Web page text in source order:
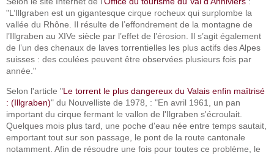
"L’Illgraben est un gigantesque cirque rocheux qui surplombe la
vallée du Rhône. Il résulte de l’effondrement de la montagne de
l’Illgraben au XIVe siècle par l’effet de l’érosion. Il s’agit également
de l’un des chenaux de laves torrentielles les plus actifs des Alpes
suisses : des coulées peuvent être observées plusieurs fois par
année."
Selon l'article "Le torrent le plus dangereux du Valais enfin maîtrisé
: (Illgraben)" du Nouvelliste de 1978, : "En avril 1961, un pan
important du cirque fermant le vallon de l'Ilgraben s'écroulait.
Quelques mois plus tard, une poche d'eau née entre temps sautait,
emportant tout sur son passage, le pont de la route cantonale
notamment. Afin de résoudre une fois pour toutes ce problème, le